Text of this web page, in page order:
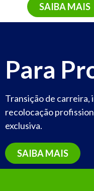
SAIBA MAIS
Para
Transição de carreira,
recolocação
exclusiva.
SAIBA MAIS